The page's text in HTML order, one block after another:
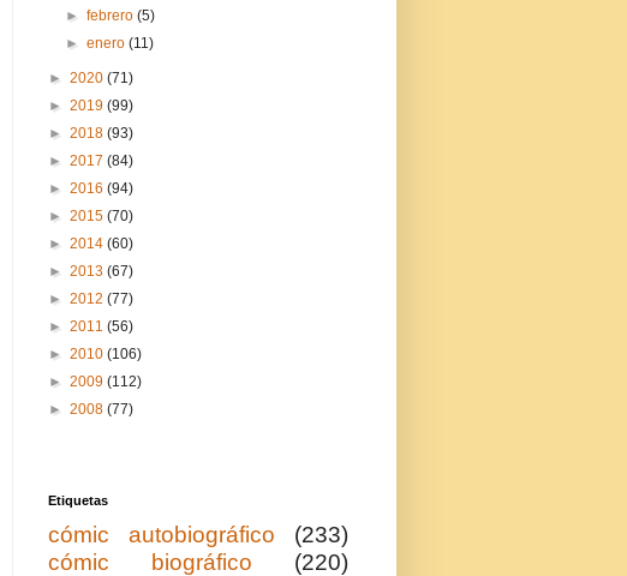
►febrero(5)
►enero(11)
► 2020 (71)
► 2019 (99)
► 2018 (93)
► 2017 (84)
► 2016 (94)
► 2015 (70)
► 2014 (60)
► 2013 (67)
► 2012 (77)
► 2011 (56)
► 2010 (106)
► 2009 (112)
► 2008 (77)
Etiquetas
cómic autobiográfico
(233)
cómic biográfico
(220)